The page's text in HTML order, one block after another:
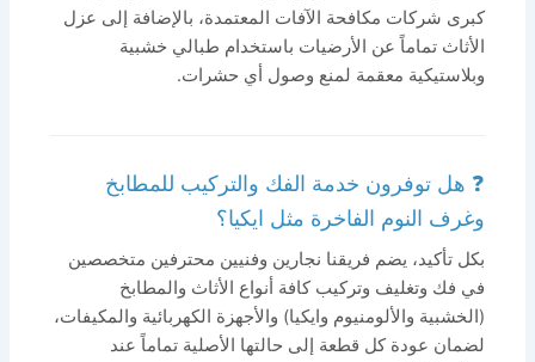
كبرى شركات مكافحة الآفات المعتمدة، بالإضافة إلى عزل
الأثاث تماماً عن الأرضيات باستخدام طبالي خشبية
وبلاستيكية معقمة لمنع وصول أي حشرات.
❓ هل توفرون خدمة الفك والتركيب للمطابخ
وغرف النوم الفاخرة مثل ايكيا؟
بكل تأكيد، يضم فريقنا نجارين وفنيين محترفين متخصصين
في فك وتغليف وتركيب كافة أنواع الأثاث والمطابخ
(الخشبية والألومنيوم وايكيا) والأجهزة الكهربائية والمكيفات،
لضمان عودة كل قطعة إلى حالتها الأصلية تماماً عند